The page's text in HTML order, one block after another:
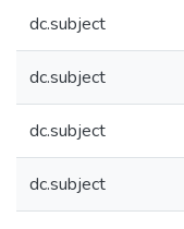
dc.subject
dc.subject
dc.subject
dc.subject